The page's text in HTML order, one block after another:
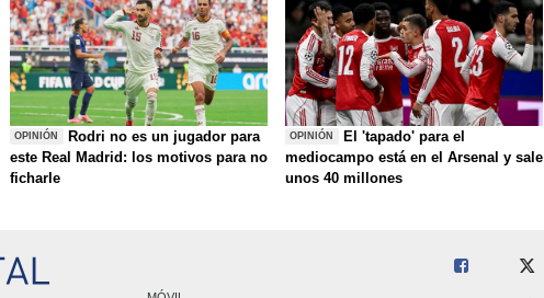
OPINIÓN
Rodri no es un jugador para
este Real Madrid: los motivos para no
ficharle
OPINIÓN
El 'tapado' para el
mediocampo está en el Arsenal y sale
unos 40 millones